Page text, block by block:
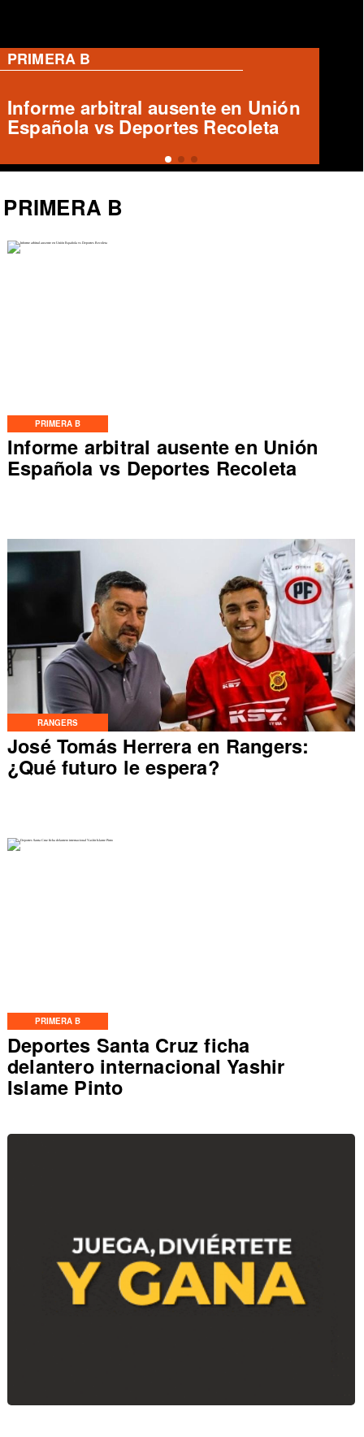
PRIMERA B
Informe arbitral ausente en Unión
Española vs Deportes Recoleta
RANGERS
José Tomás Herrera en Rangers:
¿Qué futuro le espera?
PRIMERA B
Deportes Santa Cruz ficha
delantero internacional Yashir
Islame Pinto
RANGERS
José Tomás Herrera en Rangers:
¿Qué futuro le espera?
PRIMERA B